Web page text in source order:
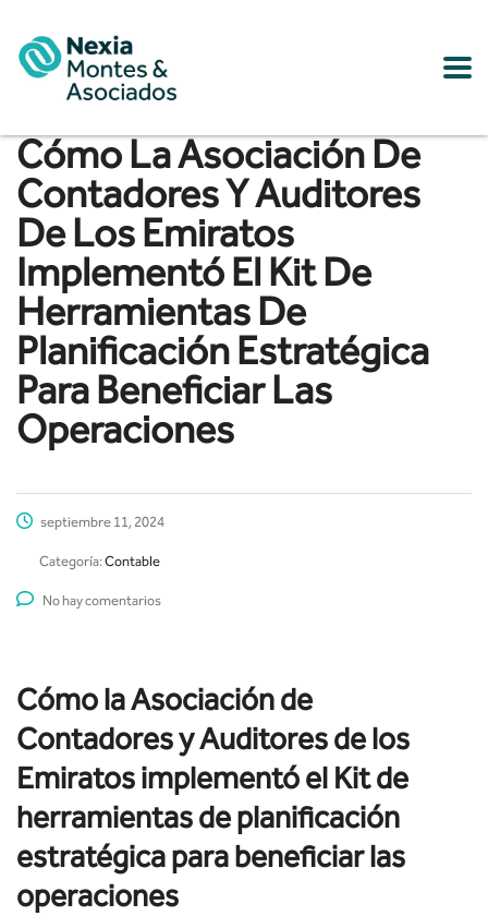
Cómo La Asociación De
Contadores Y Auditores
De Los Emiratos
Implementó El Kit De
Herramientas De
Planificación Estratégica
Para Beneficiar Las
Operaciones
septiembre 11, 2024
Categoría: Contable
No hay comentarios
Cómo la Asociación de
Contadores y Auditores de los
Emiratos implementó el Kit de
herramientas de planificación
estratégica para beneficiar las
operaciones